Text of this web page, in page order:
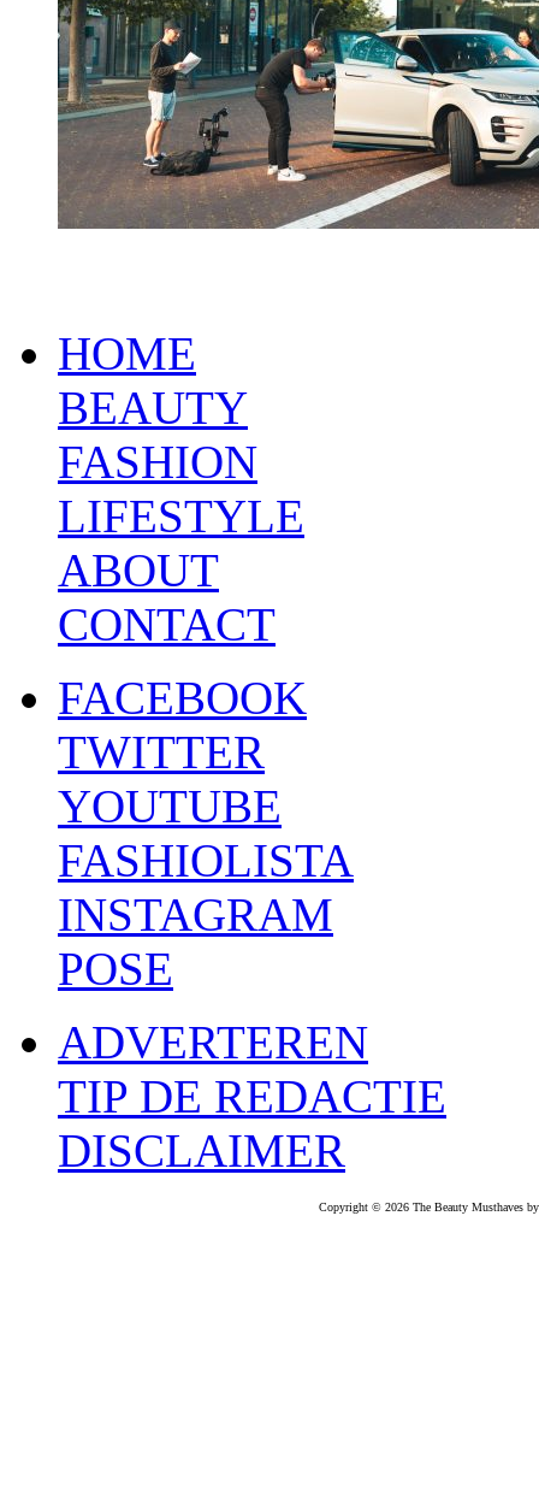
HOME
BEAUTY
FASHION
LIFESTYLE
ABOUT
CONTACT
FACEBOOK
TWITTER
YOUTUBE
FASHIOLISTA
INSTAGRAM
POSE
ADVERTEREN
TIP DE REDACTIE
DISCLAIMER
Copyright © 2026 The Beauty Musthaves